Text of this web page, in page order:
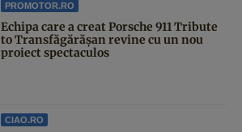
PROMOTOR.RO
Echipa care a creat Porsche 911 Tribute
to Transfăgărășan revine cu un nou
proiect spectaculos
CIAO.RO